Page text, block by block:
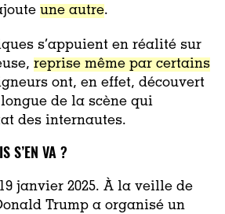
une autre.
s’appuient en réalité sur
reprise même par certains
ont, en effet, découvert
de la scène qui
des internautes.
S’EN VA ?
janvier 2025. À la veille de
Trump a organisé un